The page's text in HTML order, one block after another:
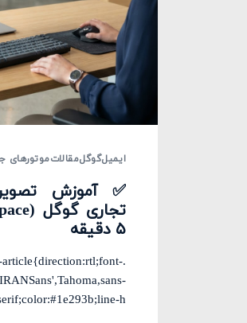
ایمیلگوگلمقالاتموتورهای
✅ آموزش
۵ دقیقه
article{direction:rtl;font-
h...